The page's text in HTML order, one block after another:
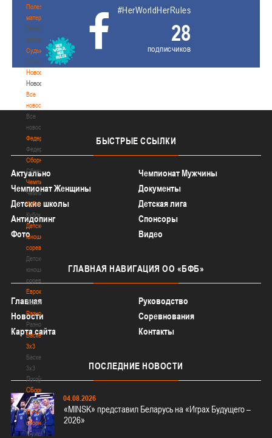
Полезные
материалы
Полезные
материалы
Судьи
Судьи
Новости
Новости
Все
новости
Все
новости
Федерация
Федерация
Сборные
Сборные
Чемпионат
Чемпионат
Кубок
Кубок
Детско-
юношеские
соревнования
Детско-
юношеские
соревнования
Еврокубки
Еврокубки
Разное
Разное
Баскетбол
3х3
Баскетбол
3х3
Лого[modid=121]
Сборные
Сборные
Мужские
сборные
Мужские
#HerWorldHerRules
28
подписчиков
БЫСТРЫЕ ССЫЛКИ
Актуально
Чемпионат Мужчины
Чемпионат Женщины
Документы
Детские школы
Детская лига
Антидопинг
Спонсоры
Фото
Видео
ГЛАВНАЯ НАВИГАЦИЯ ОО «БФБ»
Главная
Руководство
Новости
Соревнования
Карта сайта
Контакты
ПОСЛЕДНИЕ НОВОСТИ
04.08.2026
«MINSK» представил Беларусь на «Играх Будущего –
2026»